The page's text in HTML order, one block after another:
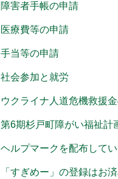
障害者手帳の申請
医療費等の申請
手当等の申請
社会参加と就労
ウクライナ人道危機救援
第6期杉戸町障がい福祉計
ヘルプマークを配布して
「すぎめー」の登録はお